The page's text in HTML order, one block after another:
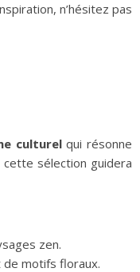
n’hésitez pas
culturelqui résonne
sélection guidera
zen.
de motifs floraux.